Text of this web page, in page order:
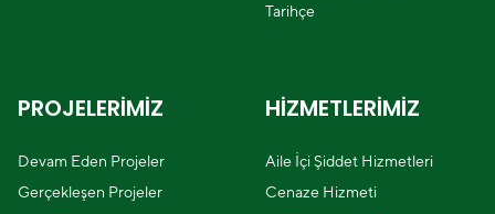
Tarihçe
PROJELERİMİZ
Devam Eden Projeler
Gerçekleşen Projeler
HİZMETLERİMİZ
Aile İçi Şiddet Hizmetleri
Cenaze Hizmeti